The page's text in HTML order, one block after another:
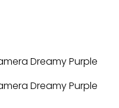
Dreamy Purple
Dreamy Purple